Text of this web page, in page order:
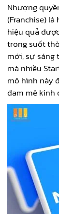
Nhượng
(Franchise)
hiệu quả
trong suốt
mới, sự sáng
mà nhiều
mô hình này
đam mê kinh